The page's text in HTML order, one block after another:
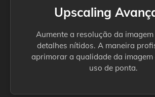
Upscaling
Aumente a resolução da
detalhes nítidos. A maneira
aprimorar a qualidade da
uso de ponta.